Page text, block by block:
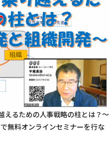
えるための人事戦略の柱とは？～
無料オンラインセミナーを行な